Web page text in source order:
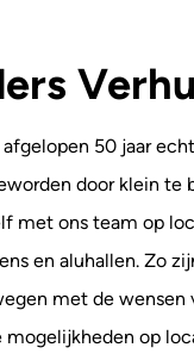
50 jaar
door klein te
met ons team op
en aluhallen. Zo
met de wensen
mogelijkheden op